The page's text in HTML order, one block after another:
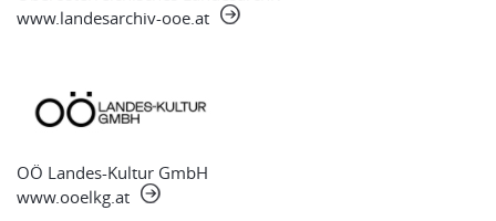
www.landesarchiv-ooe.at
OÖ Landes-Kultur GmbH
www.ooelkg.at